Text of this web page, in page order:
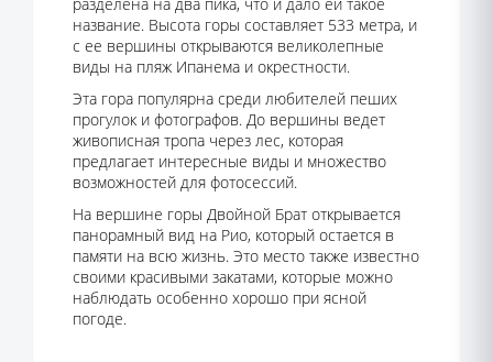
название. Высота горы составляет 533 метра, и
с ее вершины открываются великолепные
виды на пляж Ипанема и окрестности.
Эта гора популярна среди любителей пеших
прогулок и фотографов. До вершины ведет
живописная тропа через лес, которая
предлагает интересные виды и множество
возможностей для фотосессий.
На вершине горы Двойной Брат открывается
панорамный вид на Рио, который остается в
памяти на всю жизнь. Это место также известно
своими красивыми закатами, которые можно
наблюдать особенно хорошо при ясной
погоде.